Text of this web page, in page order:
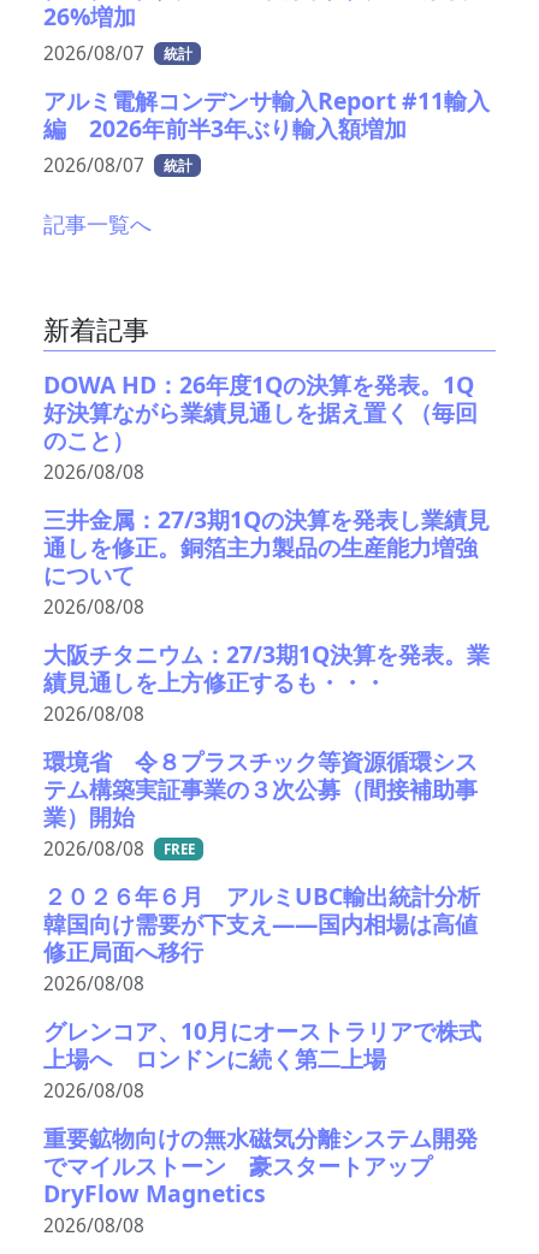
26%増加
2026/08/07 統計
アルミ電解コンデンサ輸入Report #11輸入
編 2026年前半3年ぶり輸入額増加
2026/08/07 統計
記事一覧へ
新着記事
DOWA HD：26年度1Qの決算を発表。1Q
好決算ながら業績見通しを据え置く（毎回
のこと）
2026/08/08
三井金属：27/3期1Qの決算を発表し業績見
通しを修正。銅箔主力製品の生産能力増強
について
2026/08/08
大阪チタニウム：27/3期1Q決算を発表。業
績見通しを上方修正するも・・・
2026/08/08
環境省 令８プラスチック等資源循環シス
テム構築実証事業の３次公募（間接補助事
業）開始
2026/08/08 FREE
２０２６年６月 アルミUBC輸出統計分析
韓国向け需要が下支え――国内相場は高値
修正局面へ移行
2026/08/08
グレンコア、10月にオーストラリアで株式
上場へ ロンドンに続く第二上場
2026/08/08
重要鉱物向けの無水磁気分離システム開発
でマイルストーン 豪スタートアップ
DryFlow Magnetics
2026/08/08